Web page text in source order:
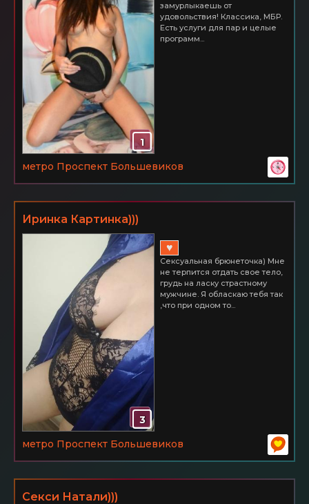
1
замурлыкаешь от
удовольствия! Классика, МБР.
Есть услуги для пар и целые
программ...
метро Проспект Большевиков
Иринка Картинка)))
3
♥
Сексуальная брюнеточка) Мне
не терпится отдать свое тело,
грудь на ласку страстному
мужчине. Я обласкаю тебя так
,что при одном то...
метро Проспект Большевиков
Секси Натали)))